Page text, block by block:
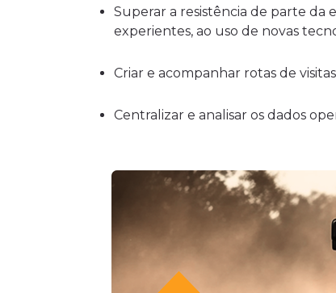
Superar a resistência de parte da
experientes, ao uso de novas
Criar e acompanhar rotas de
Centralizar e analisar os dados